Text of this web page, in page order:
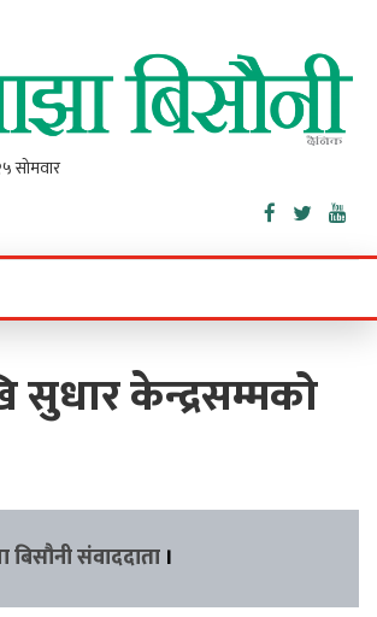
Sajha
केन्द्रसम्मको
बिसौनी संवाददाता ।